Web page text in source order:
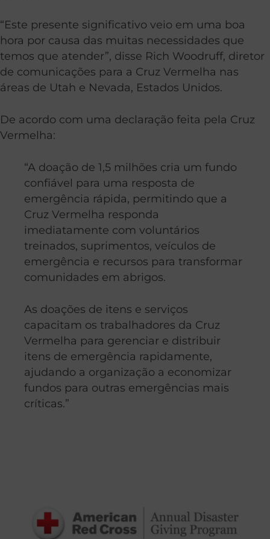
“Este presente significativo veio em uma boa
hora por causa das muitas necessidades que
temos que atender”, disse Rich Woodruff, diretor
de comunicações para a Cruz Vermelha nas
áreas de Utah e Nevada, Estados Unidos.
De acordo com uma declaração feita pela Cruz
Vermelha:
“A doação de 1,5 milhões cria um fundo
confiável para uma resposta de
emergência rápida, permitindo que a
Cruz Vermelha responda
imediatamente com voluntários
treinados, suprimentos, veículos de
emergência e recursos para transformar
comunidades em abrigos.
As doações de itens e serviços
capacitam os trabalhadores da Cruz
Vermelha para gerenciar e distribuir
itens de emergência rapidamente,
ajudando a organização a economizar
fundos para outras emergências mais
críticas.”